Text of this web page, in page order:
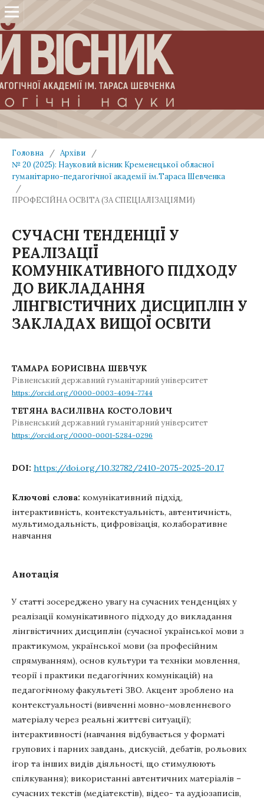
Головна / Архіви
/
№ 20 (2025): Науковий вісник Кременецької обласної
гуманітарно-педагогічної академії ім.Тараса Шевченка
/
ПРОФЕСІЙНА ОСВІТА (ЗА СПЕЦІАЛІЗАЦІЯМИ)
СУЧАСНІ ТЕНДЕНЦІЇ У
РЕАЛІЗАЦІЇ
КОМУНІКАТИВНОГО ПІДХОДУ
ДО ВИКЛАДАННЯ
ЛІНГВІСТИЧНИХ ДИСЦИПЛІН У
ЗАКЛАДАХ ВИЩОЇ ОСВІТИ
ТАМАРА БОРИСІВНА ШЕВЧУК
Рівненський державний гуманітарний університет
https://orcid.org/0000-0003-4094-7744
ТЕТЯНА ВАСИЛІВНА КОСТОЛОВИЧ
Рівненський державний гуманітарний університет
https://orcid.org/0000-0001-5284-0296
DOI: https://doi.org/10.32782/2410-2075-2025-20.17
Ключові слова: комунікативний підхід,
інтерактивність, контекстуальність, автентичність,
мультимодальність, цифровізація, колаборативне
навчання
Анотація
У статті зосереджено увагу на сучасних тенденціях у
реалізації комунікативного підходу до викладання
лінгвістичних дисциплін (сучасної української мови з
практикумом, української мови (за професійним
спрямуванням), основ культури та техніки мовлення,
теорії і практики педагогічних комунікацій) на
педагогічному факультеті ЗВО. Акцент зроблено на
контекстуальності (вивченні мовно-мовленнєвого
матеріалу через реальні життєві ситуації);
інтерактивності (навчання відбувається у форматі
групових і парних завдань, дискусій, дебатів, рольових
ігор та інших видів діяльності, що стимулюють
спілкування); використанні автентичних матеріалів –
сучасних текстів (медіатекстів), відео- та аудіозаписів,